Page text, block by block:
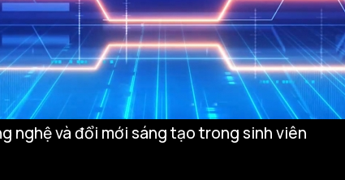
nghệ và đổi mới sáng tạo trong sinh viên